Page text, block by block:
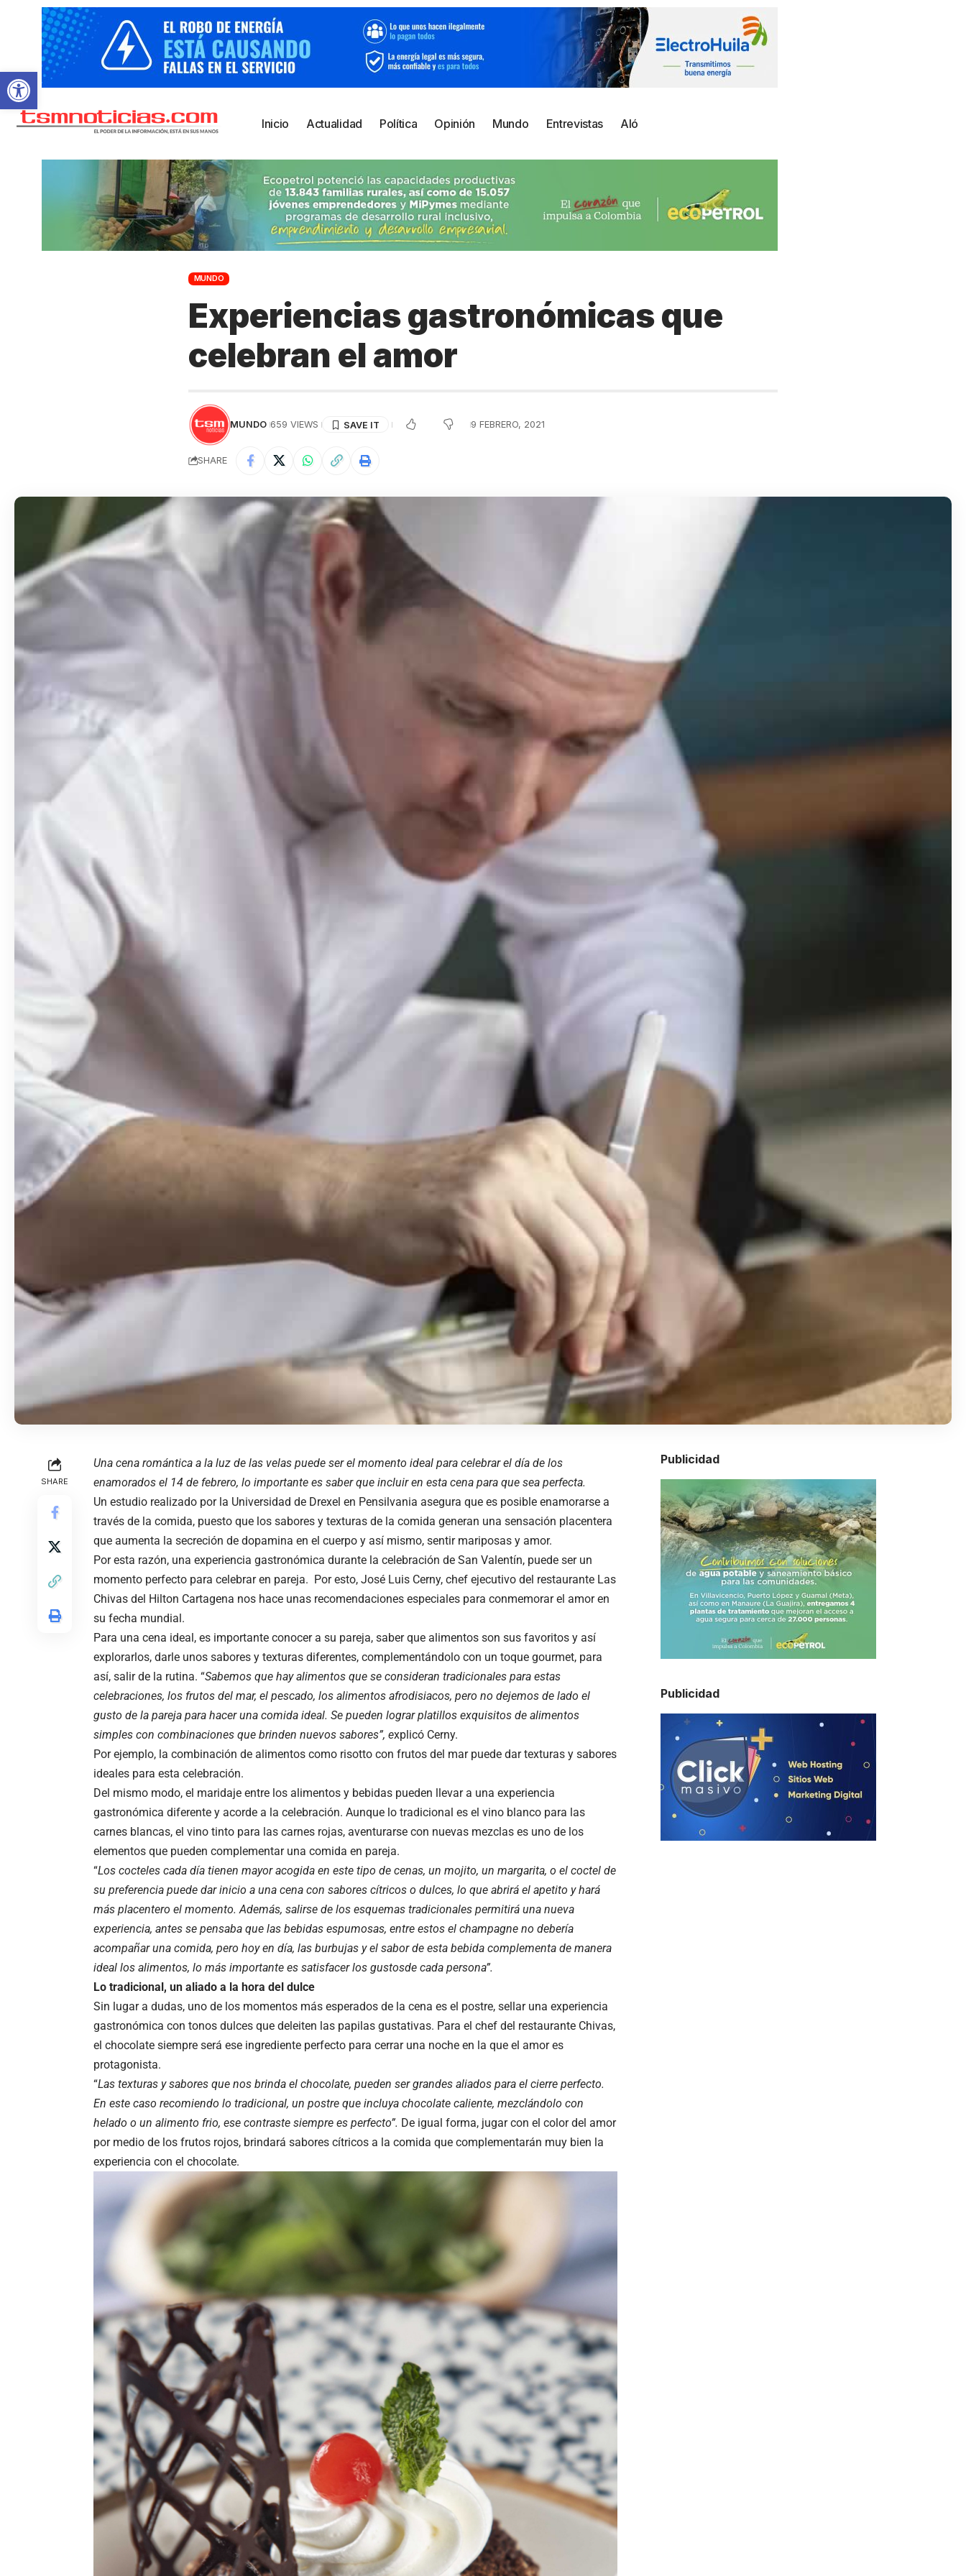
Abrir barra de herramientas
Inicio Actualidad Política Opinión Mundo Entrevistas Aló
MUNDO
Experiencias gastronómicas que
celebran el amor
MUNDO 659 VIEWS 9 FEBRERO, 2021
SHARE
SHARE
Una cena romántica a la luz de las velas puede ser el momento ideal para celebrar el día de los
enamorados el 14 de febrero, lo importante es saber que incluir en esta cena para que sea perfecta.
Un estudio realizado por la Universidad de Drexel en Pensilvania asegura que es posible enamorarse a
través de la comida, puesto que los sabores y texturas de la comida generan una sensación placentera
que aumenta la secreción de dopamina en el cuerpo y así mismo, sentir mariposas y amor.
Por esta razón, una experiencia gastronómica durante la celebración de San Valentín, puede ser un
momento perfecto para celebrar en pareja. Por esto, José Luis Cerny, chef ejecutivo del restaurante Las
Chivas del Hilton Cartagena nos hace unas recomendaciones especiales para conmemorar el amor en
su fecha mundial.
Para una cena ideal, es importante conocer a su pareja, saber que alimentos son sus favoritos y así
explorarlos, darle unos sabores y texturas diferentes, complementándolo con un toque gourmet, para
así, salir de la rutina. “Sabemos que hay alimentos que se consideran tradicionales para estas
celebraciones, los frutos del mar, el pescado, los alimentos afrodisiacos, pero no dejemos de lado el
gusto de la pareja para hacer una comida ideal. Se pueden lograr platillos exquisitos de alimentos
simples con combinaciones que brinden nuevos sabores”, explicó Cerny.
Por ejemplo, la combinación de alimentos como risotto con frutos del mar puede dar texturas y sabores
ideales para esta celebración.
Del mismo modo, el maridaje entre los alimentos y bebidas pueden llevar a una experiencia
gastronómica diferente y acorde a la celebración. Aunque lo tradicional es el vino blanco para las
carnes blancas, el vino tinto para las carnes rojas, aventurarse con nuevas mezclas es uno de los
elementos que pueden complementar una comida en pareja.
“Los cocteles cada día tienen mayor acogida en este tipo de cenas, un mojito, un margarita, o el coctel de
su preferencia puede dar inicio a una cena con sabores cítricos o dulces, lo que abrirá el apetito y hará
más placentero el momento. Además, salirse de los esquemas tradicionales permitirá una nueva
experiencia, antes se pensaba que las bebidas espumosas, entre estos el champagne no debería
acompañar una comida, pero hoy en día, las burbujas y el sabor de esta bebida complementa de manera
ideal los alimentos, lo más importante es satisfacer los gustosde cada persona”.
Lo tradicional, un aliado a la hora del dulce
Sin lugar a dudas, uno de los momentos más esperados de la cena es el postre, sellar una experiencia
gastronómica con tonos dulces que deleiten las papilas gustativas. Para el chef del restaurante Chivas,
el chocolate siempre será ese ingrediente perfecto para cerrar una noche en la que el amor es
protagonista.
“Las texturas y sabores que nos brinda el chocolate, pueden ser grandes aliados para el cierre perfecto.
En este caso recomiendo lo tradicional, un postre que incluya chocolate caliente, mezclándolo con
helado o un alimento frio, ese contraste siempre es perfecto”. De igual forma, jugar con el color del amor
por medio de los frutos rojos, brindará sabores cítricos a la comida que complementarán muy bien la
experiencia con el chocolate.
Publicidad
Publicidad